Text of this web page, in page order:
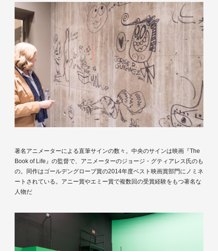
著名アニメーターによる直筆サインの数々。中央のサインは映画『The
Book of Life』の監督で、アニメーターのジョージ・グティアレス氏のも
の。同作はゴールデングローブ賞の2014年度ベスト映画賞部門にノミネ
ートされている。アニー賞やエミー賞で複数回の受賞経験をもつ著名な
人物だ